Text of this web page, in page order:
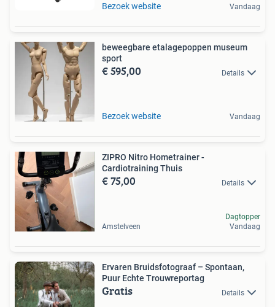
Bezoek website Vandaag
beweegbare etalagepoppen museum
sport
€ 595,00 Details
Bezoek website Vandaag
ZIPRO Nitro Hometrainer -
Cardiotraining Thuis
€ 75,00 Details
Amstelveen
Dagtopper
Vandaag
Ervaren Bruidsfotograaf – Spontaan,
Puur Echte Trouwreportag
Gratis Details